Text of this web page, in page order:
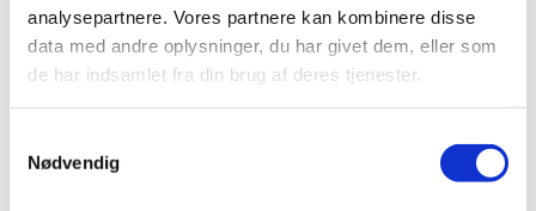
analysepartnere. Vores partnere kan kombinere disse
data med andre oplysninger, du har givet dem, eller som
de har indsamlet fra din brug af deres tjenester.
Nødvendig
Justerbare lysstyrketilstande– vælg mellem
normaltilstand, maksimal lysstyrke eller blinkende tilstand
for at spare på batteriet og tilpasse lyset til omgivelserne.
Transportlås og individuelt styrbare linjer– lås pendulet
for opgaven.